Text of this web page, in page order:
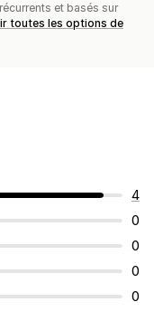
et basés sur
toutes les options de
4
0
0
0
0